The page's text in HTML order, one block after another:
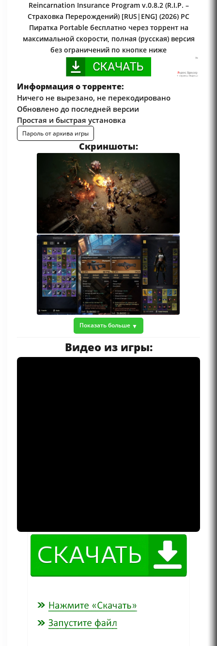
Reincarnation Insurance Program v.0.8.2 (R.I.P. –
Страховка Перерождений) [RUS|ENG] (2026) PC
Пиратка Portable бесплатно через торрент на
максимальной скорости, полная (русская) версия
без ограничений по кнопке ниже
Информация о торренте:
Ничего не вырезано, не перекодировано
Обновлено до последней версии
Простая и быстрая установка
Пароль от архива игры
Скриншоты:
Показать больше
Видео из игры: